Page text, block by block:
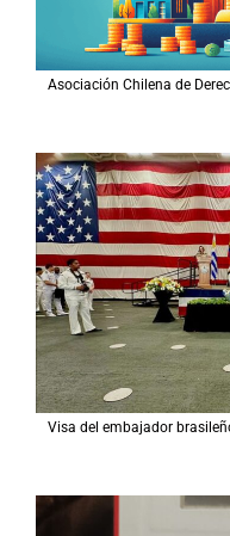
Asociación Chilena de
Visa del embajador